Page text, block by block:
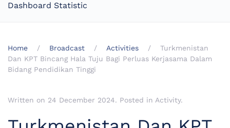
Dashboard Statistic
Home Broadcast Activities
Turkmenistan
Dan KPT Bincang Hala Tuju Bagi Perluas Kerjasama Dalam
Bidang Pendidikan Tinggi
Written on 24 December 2024. Posted in Activity.